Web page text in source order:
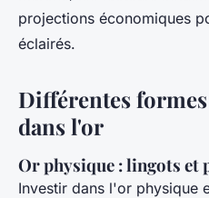
projections économiques
éclairés.
Différentes
dans l'or
Or physique : lingots et
Investir dans l'or physique